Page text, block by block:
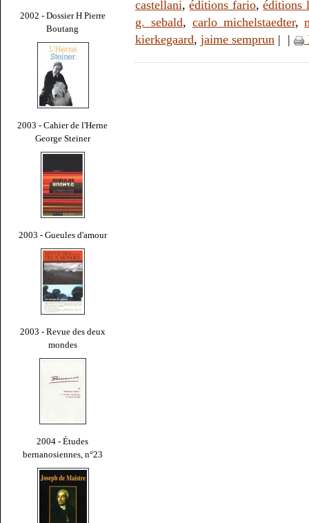
2002 - Dossier H Pierre
Boutang
2003 - Cahier de l'Herne
George Steiner
2003 - Gueules d'amour
2003 - Revue des deux
mondes
2004 - Études
bernanosiennes, n°23
castellani,éditions fario,éditions
g. sebald, carlo michelstaedter,
kierkegaard, jaime semprun | |